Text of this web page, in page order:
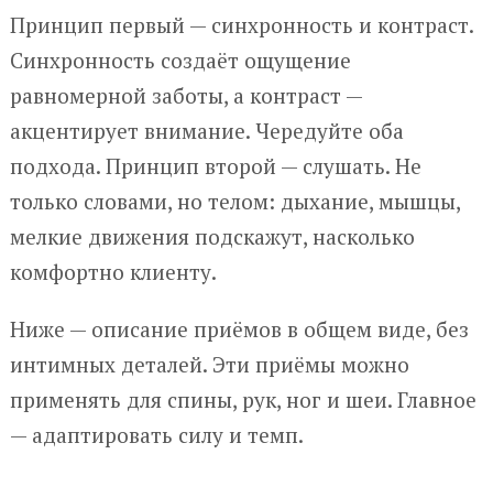
Принцип первый — синхронность и контраст.
Синхронность создаёт ощущение
равномерной заботы, а контраст —
акцентирует внимание. Чередуйте оба
подхода. Принцип второй — слушать. Не
только словами, но телом: дыхание, мышцы,
мелкие движения подскажут, насколько
комфортно клиенту.
Ниже — описание приёмов в общем виде, без
интимных деталей. Эти приёмы можно
применять для спины, рук, ног и шеи. Главное
— адаптировать силу и темп.